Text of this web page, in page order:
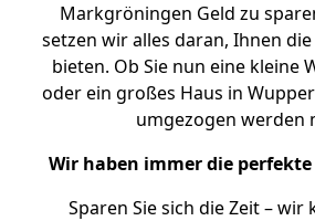
Markgröningen Geld zu
setzen wir alles daran, Ihnen
bieten. Ob Sie nun eine kleine
oder ein großes Haus in
umgezogen werden
Wir haben immer die
Sparen Sie sich die Zeit – wir